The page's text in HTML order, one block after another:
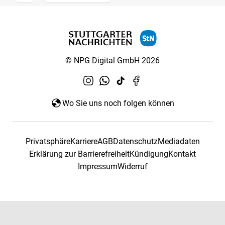
© NPG Digital GmbH 2026
Wo Sie uns noch folgen können
PrivatsphäreKarriereAGBDatenschutzMediadaten
Erklärung zur BarrierefreiheitKündigungKontakt
ImpressumWiderruf